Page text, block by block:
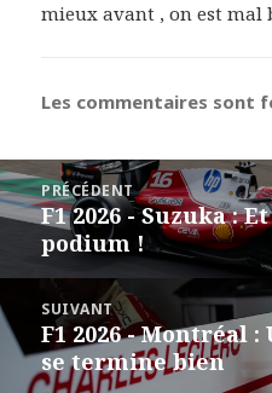
mieux avant , on est mal
Les commentaires sont
Navigation
de
l’article
PRÉCÉDENT
Article
précédent :
F1 2026 - Suzuka :
podium !
SUIVANT
Article
suivant :
F1 2026 - Montréal
se termine bien